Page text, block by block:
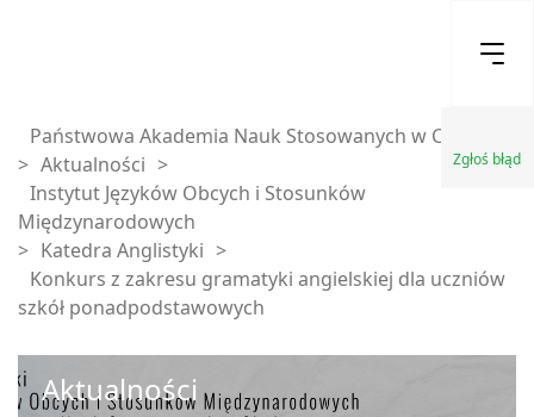
Zgłoś błąd
Państwowa Akademia Nauk Stosowanych w Chełmie
> Aktualności >
Instytut Języków Obcych i Stosunków
Międzynarodowych
> Katedra Anglistyki >
Konkurs z zakresu gramatyki angielskiej dla uczniów
szkół ponadpodstawowych
Aktualności